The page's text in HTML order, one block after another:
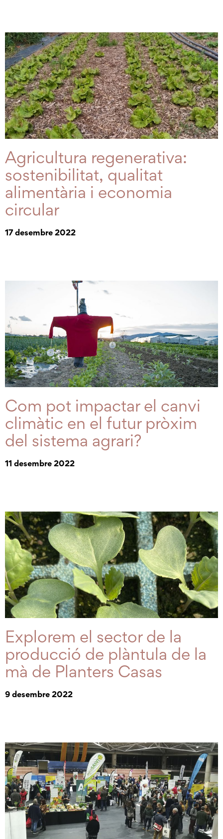
Agricultura regenerativa:
sostenibilitat, qualitat
alimentària i economia
circular
17 desembre 2022
Com pot impactar el canvi
climàtic en el futur pròxim
del sistema agrari?
11 desembre 2022
Explorem el sector de la
producció de plàntula de la
mà de Planters Casas
9 desembre 2022